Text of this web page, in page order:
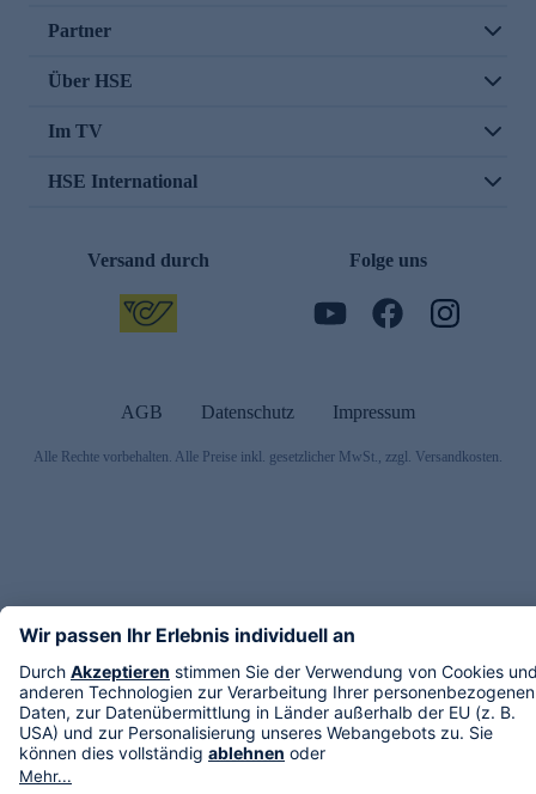
Partner
Über HSE
Im TV
HSE International
Versand durch Folge uns
AGB Datenschutz Impressum
Alle Rechte vorbehalten. Alle Preise inkl. gesetzlicher MwSt., zzgl. Versandkosten.